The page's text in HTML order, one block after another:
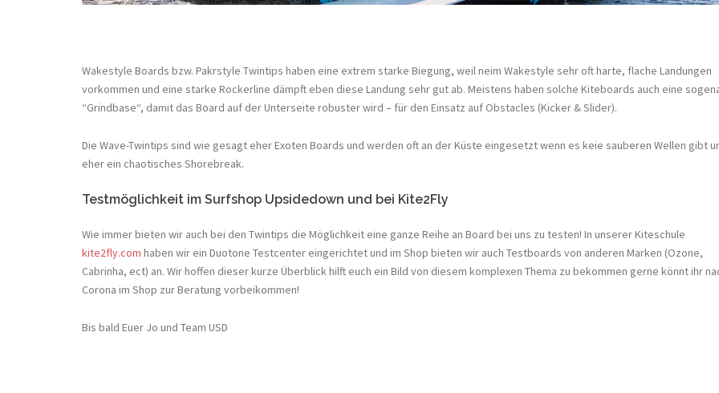
Wakestyle Boards bzw. Pakrstyle Twintips haben eine extrem starke Biegung, weil neim Wakestyle sehr oft harte, flache Landungen
vorkommen und eine starke Rockerline dämpft eben diese Landung sehr gut ab. Meistens haben solche Kiteboards auch eine
“Grindbase“, damit das Board auf der Unterseite robuster wird – für den Einsatz auf Obstacles (Kicker & Slider).
Die Wave-Twintips sind wie gesagt eher Exoten Boards und werden oft an der Küste eingesetzt wenn es keie sauberen Wellen gibt
eher ein chaotisches Shorebreak.
Testmöglichkeit im Surfshop Upsidedown und bei Kite2Fly
Wie immer bieten wir auch bei den Twintips die Möglichkeit eine ganze Reihe an Board bei uns zu testen! In unserer Kiteschule
kite2fly.com haben wir ein Duotone Testcenter eingerichtet und im Shop bieten wir auch Testboards von anderen Marken (Ozone,
Cabrinha, ect) an. Wir hoffen dieser kurze Überblick hilft euch ein Bild von diesem komplexen Thema zu bekommen gerne könnt ihr
Corona im Shop zur Beratung vorbeikommen!
Bis bald Euer Jo und Team USD